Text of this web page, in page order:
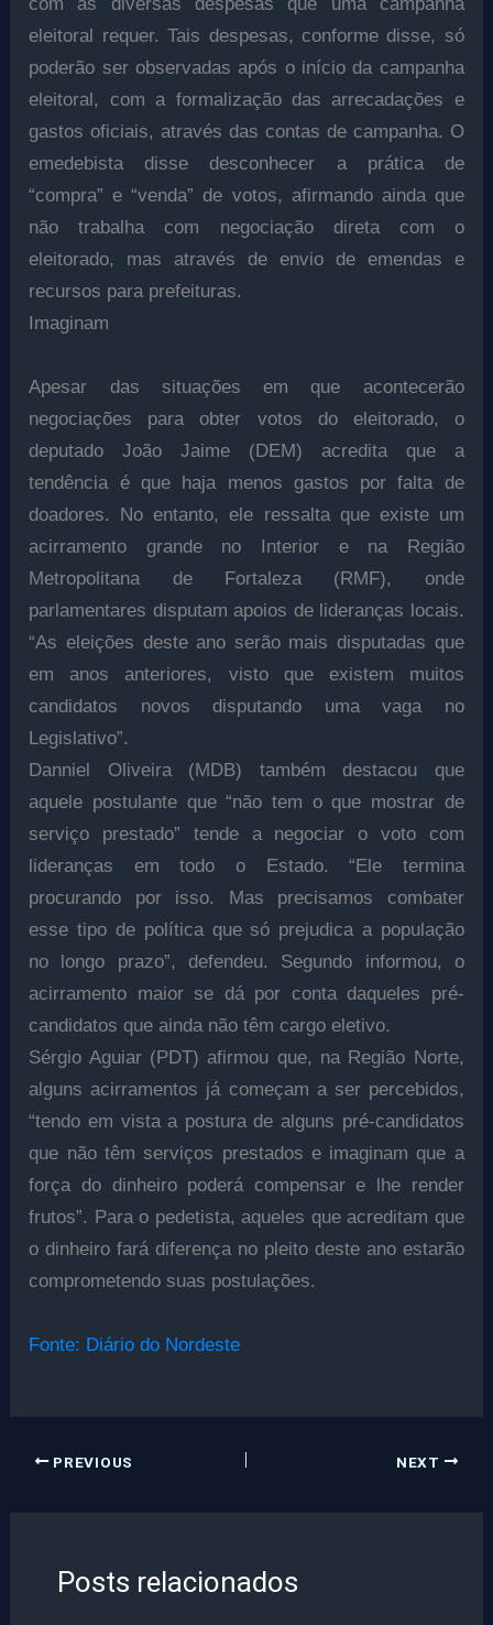
eleitoral requer. Tais despesas, conforme disse, só
poderão ser observadas após o início da campanha
eleitoral, com a formalização das arrecadações e
gastos oficiais, através das contas de campanha. O
emedebista disse desconhecer a prática de
“compra” e “venda” de votos, afirmando ainda que
não trabalha com negociação direta com o
eleitorado, mas através de envio de emendas e
recursos para prefeituras.
Imaginam
Apesar das situações em que acontecerão
negociações para obter votos do eleitorado, o
deputado João Jaime (DEM) acredita que a
tendência é que haja menos gastos por falta de
doadores. No entanto, ele ressalta que existe um
acirramento grande no Interior e na Região
Metropolitana de Fortaleza (RMF), onde
parlamentares disputam apoios de lideranças locais.
“As eleições deste ano serão mais disputadas que
em anos anteriores, visto que existem muitos
candidatos novos disputando uma vaga no
Legislativo”.
Danniel Oliveira (MDB) também destacou que
aquele postulante que “não tem o que mostrar de
serviço prestado” tende a negociar o voto com
lideranças em todo o Estado. “Ele termina
procurando por isso. Mas precisamos combater
esse tipo de política que só prejudica a população
no longo prazo”, defendeu. Segundo informou, o
acirramento maior se dá por conta daqueles pré-
candidatos que ainda não têm cargo eletivo.
Sérgio Aguiar (PDT) afirmou que, na Região Norte,
alguns acirramentos já começam a ser percebidos,
“tendo em vista a postura de alguns pré-candidatos
que não têm serviços prestados e imaginam que a
força do dinheiro poderá compensar e lhe render
frutos”. Para o pedetista, aqueles que acreditam que
o dinheiro fará diferença no pleito deste ano estarão
comprometendo suas postulações.
Fonte: Diário do Nordeste
PREVIOUS NEXT
Posts relacionados